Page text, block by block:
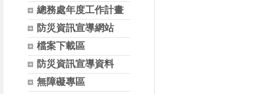
總務處年度工作計畫
防災資訊宣導網站
檔案下載區
防災資訊宣導資料
無障礙專區